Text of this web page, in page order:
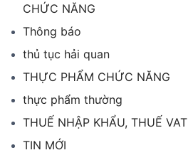
CHỨC NĂNG
Thông báo
thủ tục hải quan
THỰC PHẨM CHỨC NĂNG
thực phẩm thường
THUẾ NHẬP KHẨU, THUẾ VAT
TIN MỚI